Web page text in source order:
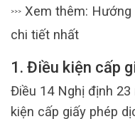
>>> Xem thêm: Hướng
chi tiết nhất
1. Điều kiện cấp
Điều 14 Nghị định 23
kiện cấp giấy phép